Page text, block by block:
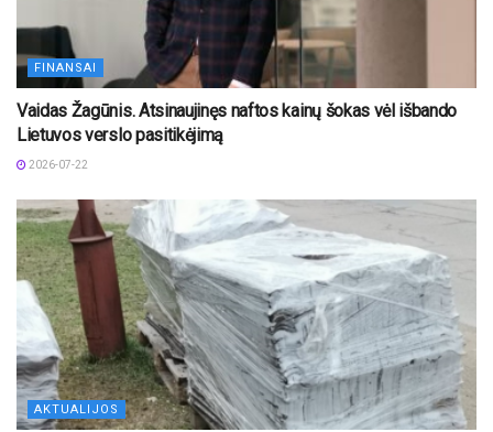
FINANSAI
Vaidas Žagūnis. Atsinaujinęs naftos kainų šokas vėl išbando
Lietuvos verslo pasitikėjimą
2026-07-22
AKTUALIJOS